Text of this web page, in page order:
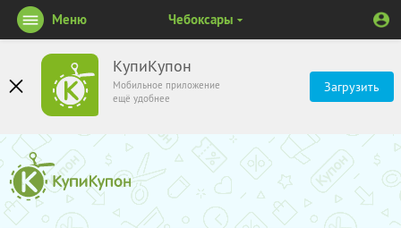
КупиКупон
Мобильное приложение
ещё удобнее
Загрузить
Меню Чебоксары